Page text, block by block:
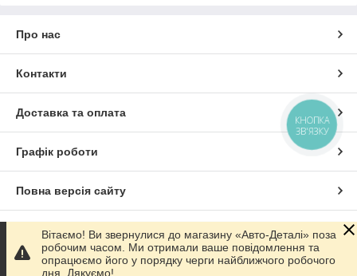
Про нас
Контакти
Доставка та оплата
Графік роботи
Повна версія сайту
Сайт створено на маркетплейсі
Політика конфіденційності
Вітаємо! Ви звернулися до магазину «Авто-Деталі» поза
робочим часом. Ми отримали ваше повідомлення та
опрацюємо його у порядку черги найближчого робочого
дня. Дякуємо!
КНОПКА
ЗВ'ЯЗКУ